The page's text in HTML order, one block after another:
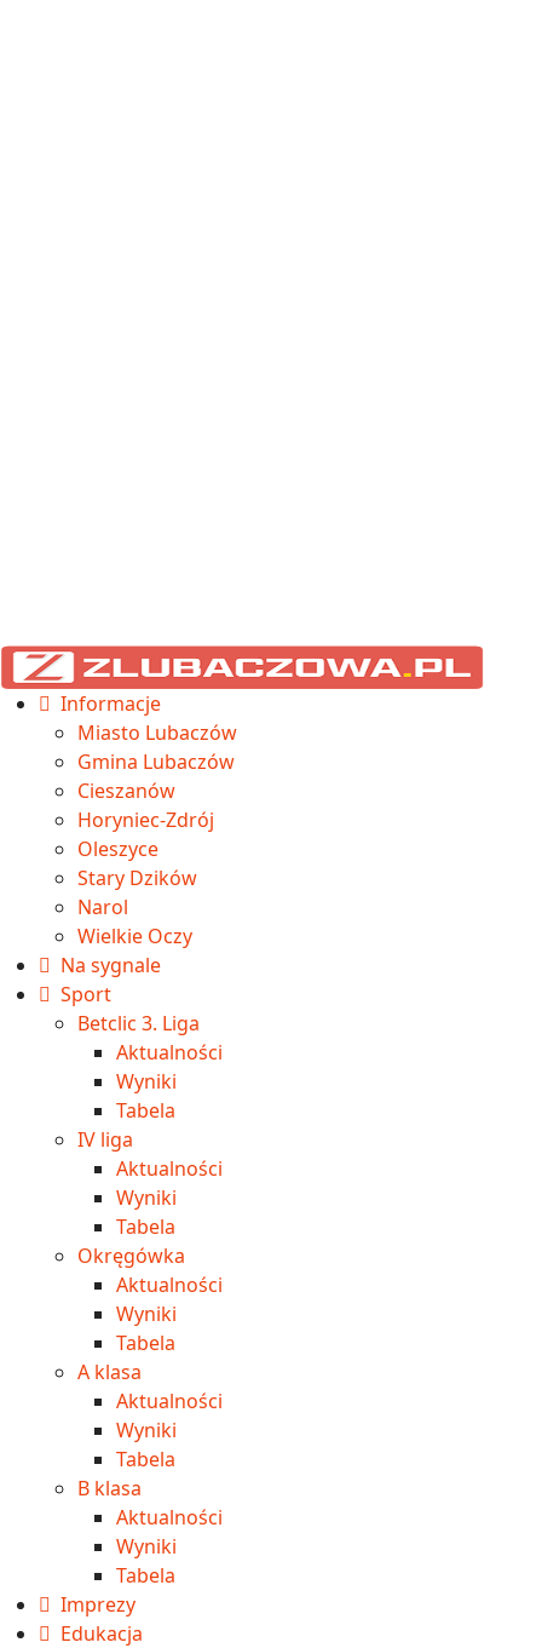
Informacje
Miasto Lubaczów
Gmina Lubaczów
Cieszanów
Horyniec-Zdrój
Oleszyce
Stary Dzików
Narol
Wielkie Oczy
Na sygnale
Sport
Betclic 3. Liga
Aktualności
Wyniki
Tabela
IV liga
Aktualności
Wyniki
Tabela
Okręgówka
Aktualności
Wyniki
Tabela
A klasa
Aktualności
Wyniki
Tabela
B klasa
Aktualności
Wyniki
Tabela
Imprezy
Edukacja